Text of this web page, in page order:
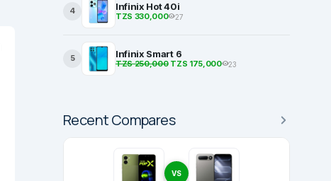
4 Infinix Hot 40i
TZS 330,000 27
5 Infinix Smart 6
TZS 250,000TZS 175,000 23
Recent Compares
VS